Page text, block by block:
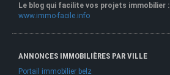
Le blog qui facilite vos projets immobilier :
www.immo-facile.info
ANNONCES IMMOBILIÈRES PAR VILLE
Portail immobilier belz